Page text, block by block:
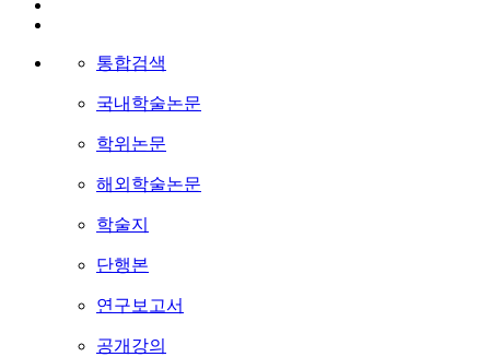
통합검색
국내학술논문
학위논문
해외학술논문
학술지
단행본
연구보고서
공개강의